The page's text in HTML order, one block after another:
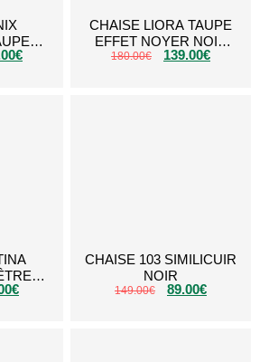
€
CHAISE LIORA TAUPE
EFFET NOYER NOIR
TAUPE A55ZT
180.00€ 139.00€
€
CHAISE 103 SIMILICUIR
NOIR
149.00€ 89.00€